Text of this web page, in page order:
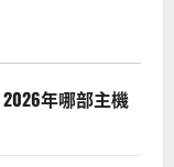
2026年哪部主機